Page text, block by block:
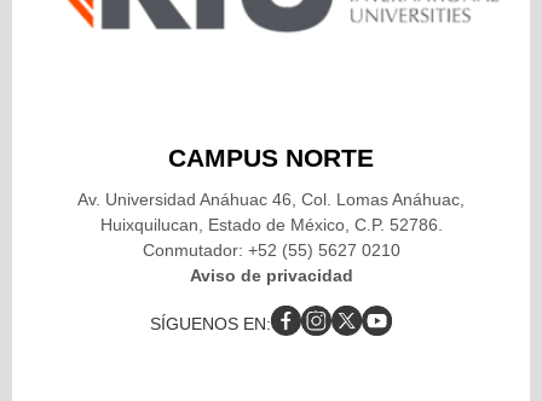
CAMPUS NORTE
Av. Universidad Anáhuac 46, Col. Lomas Anáhuac,
Huixquilucan, Estado de México, C.P. 52786.
Conmutador: +52 (55) 5627 0210
Aviso de privacidad
SÍGUENOS EN: